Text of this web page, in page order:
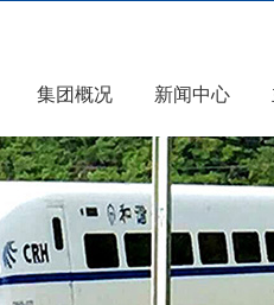
集团概况 新闻中心